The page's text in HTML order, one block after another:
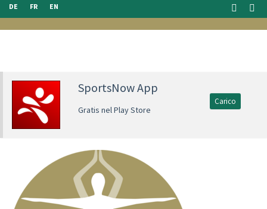
DE FR EN
SportsNow App
Gratis nel Play Store
Carico